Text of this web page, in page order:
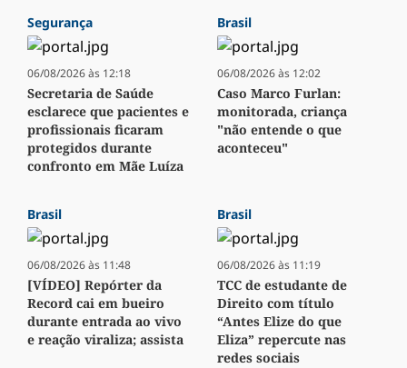
Segurança
06/08/2026 às 12:18
Secretaria de Saúde
esclarece que pacientes e
profissionais ficaram
protegidos durante
confronto em Mãe Luíza
Brasil
06/08/2026 às 12:02
Caso Marco Furlan:
monitorada, criança
"não entende o que
aconteceu"
Brasil
06/08/2026 às 11:48
[VÍDEO] Repórter da
Record cai em bueiro
durante entrada ao vivo
e reação viraliza; assista
Brasil
06/08/2026 às 11:19
TCC de estudante de
Direito com título
“Antes Elize do que
Eliza” repercute nas
redes sociais